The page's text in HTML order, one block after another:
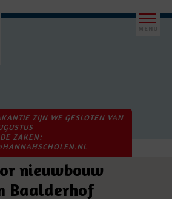
ZIJN WE GESLOTEN VAN
ZAKEN:
nieuwbouw
Baalderhof